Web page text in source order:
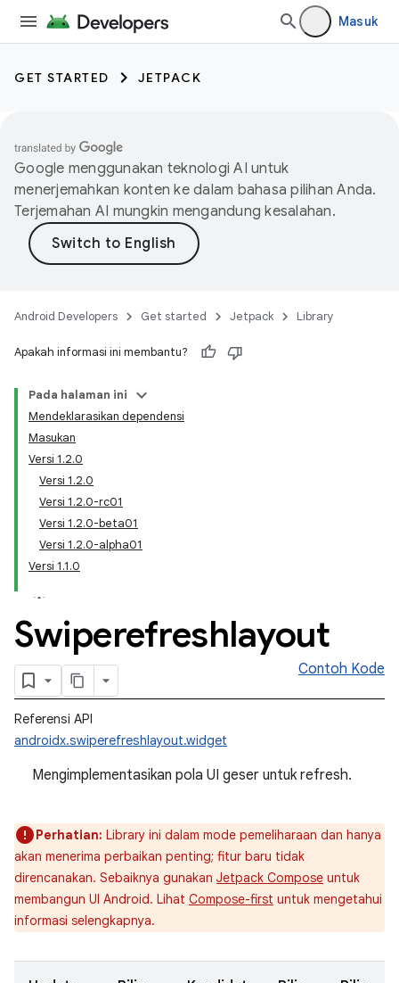
Masuk
GET STARTED JETPACK
Google menggunakan teknologi AI untuk
menerjemahkan konten ke dalam bahasa pilihan Anda.
Terjemahan AI mungkin mengandung kesalahan.
Android Developers Get started Jetpack Library
Apakah informasi ini membantu?
Pada halaman ini
Mendeklarasikan dependensi
Masukan
Versi 1.2.0
Versi 1.2.0
Versi 1.2.0-rc01
Versi 1.2.0-beta01
Versi 1.2.0-alpha01
Versi 1.1.0
Swiperefreshlayout
Contoh Kode
Referensi API
androidx.swiperefreshlayout.widget
Mengimplementasikan pola UI geser untuk refresh.
Perhatian: Library ini dalam mode pemeliharaan dan hanya
akan menerima perbaikan penting; fitur baru tidak
direncanakan. Sebaiknya gunakan Jetpack Compose untuk
membangun UI Android. Lihat Compose-first untuk mengetahui
informasi selengkapnya.